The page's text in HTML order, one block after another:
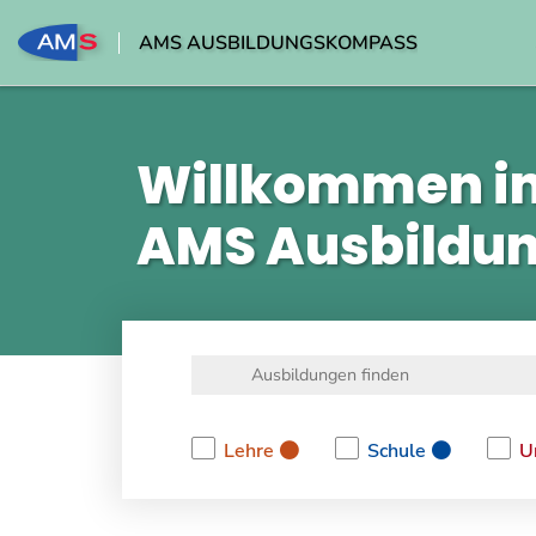
AMS AUSBILDUNGSKOMPASS
Willkommen
AMS
Lehre
Schule